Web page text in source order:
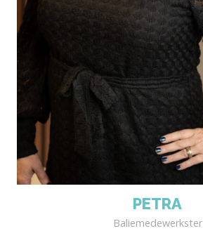
PETRA
Baliemedewerkster